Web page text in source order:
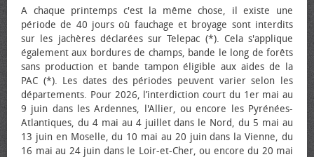
A chaque printemps c'est la même chose, il existe une
période de 40 jours où fauchage et broyage sont interdits
sur les jachères déclarées sur Telepac (*). Cela s'applique
également aux bordures de champs, bande le long de forêts
sans production et bande tampon éligible aux aides de la
PAC (*). Les dates des périodes peuvent varier selon les
départements. Pour 2026, l’interdiction court du 1er mai au
9 juin dans les Ardennes, l'Allier, ou encore les Pyrénées-
Atlantiques, du 4 mai au 4 juillet dans le Nord, du 5 mai au
13 juin en Moselle, du 10 mai au 20 juin dans la Vienne, du
16 mai au 24 juin dans le Loir-et-Cher, ou encore du 20 mai